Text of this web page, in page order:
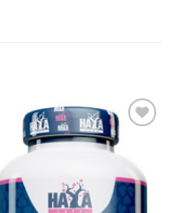
Добавить
в список
желаний